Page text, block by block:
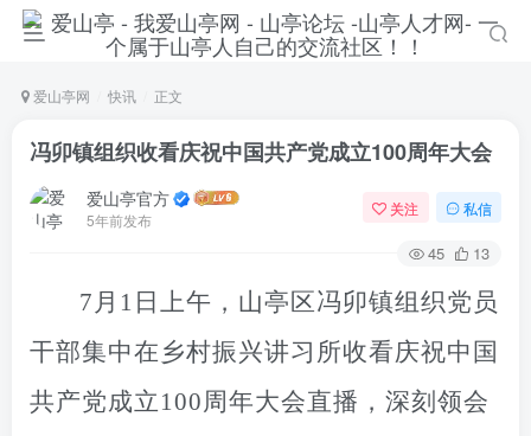
爱山亭网 快讯 正文
冯卯镇组织收看庆祝中国共产党成立100周年大会
爱山亭官方
5年前发布
关注 私信
45 13
7月1日上午，山亭区冯卯镇组织党员
干部集中在乡村振兴讲习所收看庆祝中国
共产党成立100周年大会直播，深刻领会